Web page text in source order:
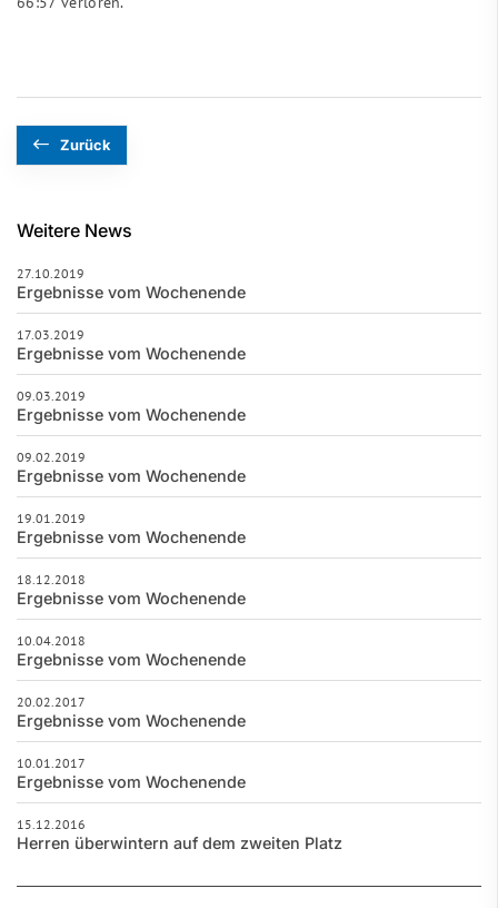
Zurück
Weitere News
27.10.2019
Ergebnisse vom Wochenende
17.03.2019
Ergebnisse vom Wochenende
09.03.2019
Ergebnisse vom Wochenende
09.02.2019
Ergebnisse vom Wochenende
19.01.2019
Ergebnisse vom Wochenende
18.12.2018
Ergebnisse vom Wochenende
10.04.2018
Ergebnisse vom Wochenende
20.02.2017
Ergebnisse vom Wochenende
10.01.2017
Ergebnisse vom Wochenende
15.12.2016
Herren überwintern auf dem zweiten Platz